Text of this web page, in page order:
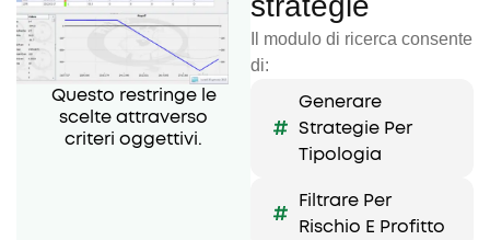
Il modulo di ricerca consente
di:
Generare
Strategie Per
Tipologia
Filtrare Per
Rischio E Profitto
Questo restringe le
scelte attraverso
criteri oggettivi.